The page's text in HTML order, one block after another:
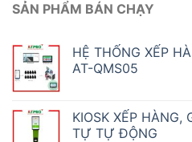
SẢN PHẨM BÁN CHẠY
HỆ THỐNG XẾP
AT-QMS05
KIOSK XẾP HÀNG,
TỰ TỰ ĐỘNG